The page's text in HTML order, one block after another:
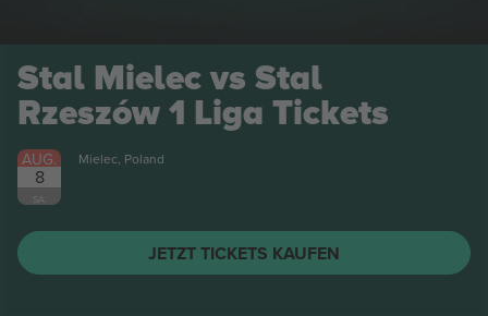
Stal Mielec vs Stal
Rzeszów 1 Liga Tickets
AUG.
8
SA.
Mielec, Poland
JETZT TICKETS KAUFEN